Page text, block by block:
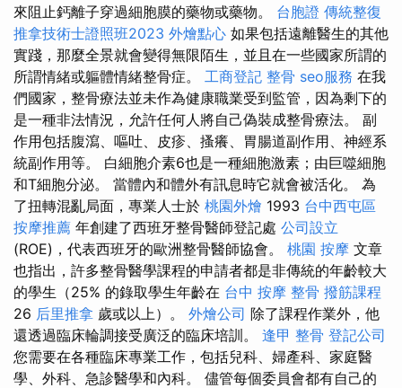
來阻止鈣離子穿過細胞膜的藥物或藥物。 台胞證 傳統整復
推拿技術士證照班2023 外燴點心 如果包括遠離醫生的其他
實踐，那麼全景就會變得無限陌生，並且在一些國家所謂的
所謂情緒或軀體情緒整骨症。 工商登記 整骨 seo服務 在我
們國家，整骨療法並未作為健康職業受到監管，因為剩下的
是一種非法情況，允許任何人將自己偽裝成整骨療法。 副
作用包括腹瀉、嘔吐、皮疹、搔癢、胃腸道副作用、神經系
統副作用等。 白細胞介素6也是一種細胞激素；由巨噬細胞
和T細胞分泌。 當體內和體外有訊息時它就會被活化。 為
了扭轉混亂局面，專業人士於 桃園外燴 1993 台中西屯區
按摩推薦 年創建了西班牙整骨醫師登記處 公司設立
(ROE)，代表西班牙的歐洲整骨醫師協會。 桃園 按摩 文章
也指出，許多整骨醫學課程的申請者都是非傳統的年齡較大
的學生（25% 的錄取學生年齡在 台中 按摩 整骨 撥筋課程
26 后里推拿 歲或以上）。 外燴公司 除了課程作業外，他
還透過臨床輪調接受廣泛的臨床培訓。 逢甲 整骨 登記公司
您需要在各種臨床專業工作，包括兒科、婦產科、家庭醫
學、外科、急診醫學和內科。 儘管每個委員會都有自己的